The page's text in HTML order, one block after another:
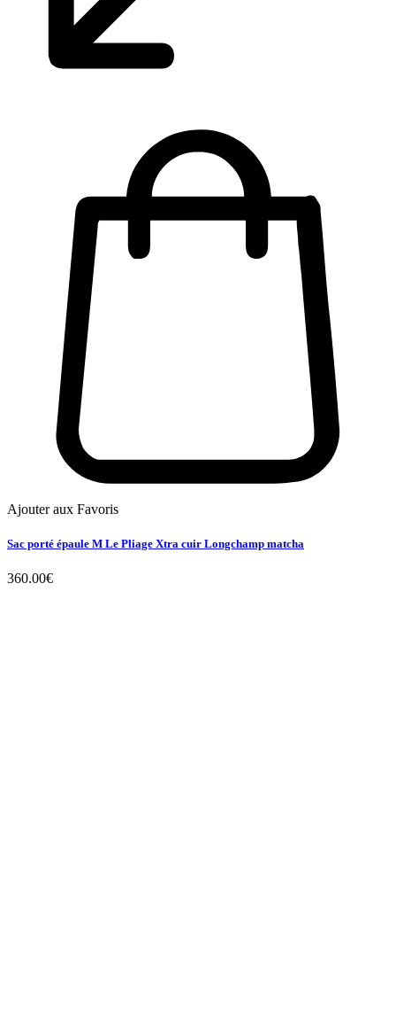
Ajouter aux Favoris
Sac porté épaule M Le Pliage Xtra cuir Longchamp matcha
360.00€